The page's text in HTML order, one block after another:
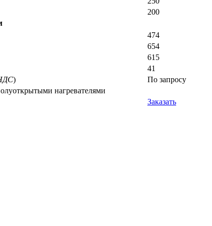
200
474
654
615
41
)
По запросу
нагревателями
Заказать